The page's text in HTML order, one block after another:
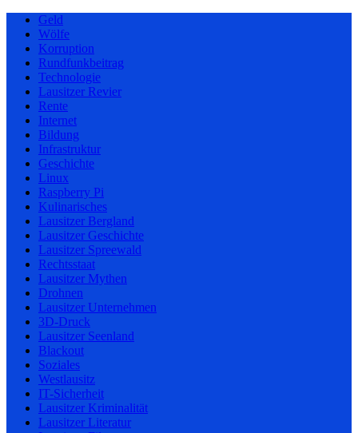
Geld
Wölfe
Korruption
Rundfunkbeitrag
Technologie
Lausitzer Revier
Rente
Internet
Bildung
Infrastruktur
Geschichte
Linux
Raspberry Pi
Kulinarisches
Lausitzer Bergland
Lausitzer Geschichte
Lausitzer Spreewald
Rechtsstaat
Lausitzer Mythen
Drohnen
Lausitzer Unternehmen
3D-Druck
Lausitzer Seenland
Blackout
Soziales
Westlausitz
IT-Sicherheit
Lausitzer Kriminalität
Lausitzer Literatur